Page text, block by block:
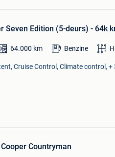
Seven Edition (5-deurs) - 64k
64.000 km Benzine
Cruise Control, Climate control, +
Countryman